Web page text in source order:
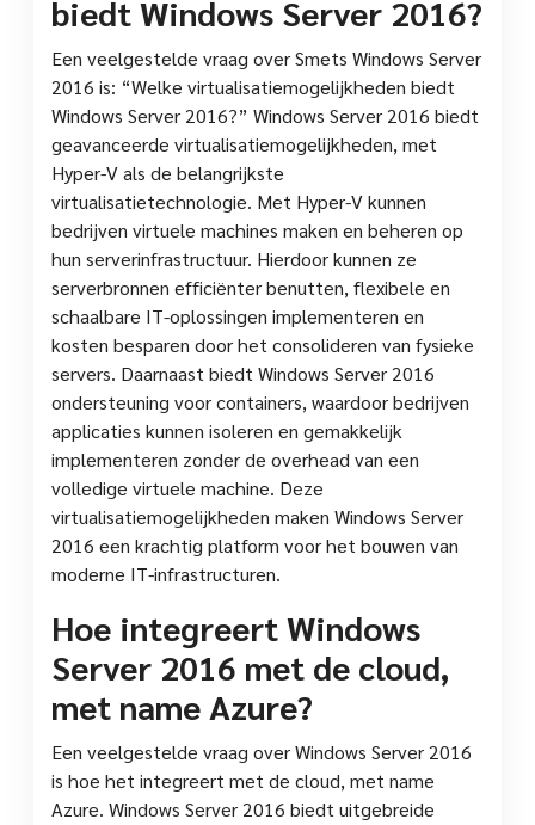
biedt Windows Server 2016?
Een veelgestelde vraag over Smets Windows Server
2016 is: “Welke virtualisatiemogelijkheden biedt
Windows Server 2016?” Windows Server 2016 biedt
geavanceerde virtualisatiemogelijkheden, met
Hyper-V als de belangrijkste
virtualisatietechnologie. Met Hyper-V kunnen
bedrijven virtuele machines maken en beheren op
hun serverinfrastructuur. Hierdoor kunnen ze
serverbronnen efficiënter benutten, flexibele en
schaalbare IT-oplossingen implementeren en
kosten besparen door het consolideren van fysieke
servers. Daarnaast biedt Windows Server 2016
ondersteuning voor containers, waardoor bedrijven
applicaties kunnen isoleren en gemakkelijk
implementeren zonder de overhead van een
volledige virtuele machine. Deze
virtualisatiemogelijkheden maken Windows Server
2016 een krachtig platform voor het bouwen van
moderne IT-infrastructuren.
Hoe integreert Windows
Server 2016 met de cloud,
met name Azure?
Een veelgestelde vraag over Windows Server 2016
is hoe het integreert met de cloud, met name
Azure. Windows Server 2016 biedt uitgebreide